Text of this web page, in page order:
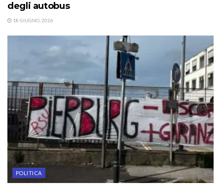
degli autobus
18 GIUGNO, 2026
POLITICA